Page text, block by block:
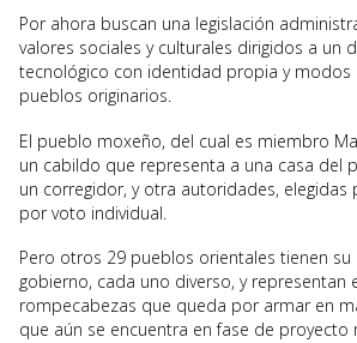
Por ahora buscan una legislación
valores sociales y culturales dirigidos a un
tecnológico con identidad propia y modos
pueblos originarios.
El pueblo moxeño, del cual es miembro
un cabildo que representa a una casa del
un corregidor, y otra autoridades, elegidas
por voto individual.
Pero otros 29 pueblos orientales tienen
gobierno, cada uno diverso, y representan
rompecabezas que queda por armar en
que aún se encuentra en fase de proyecto